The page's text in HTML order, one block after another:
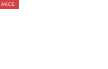
AKCE